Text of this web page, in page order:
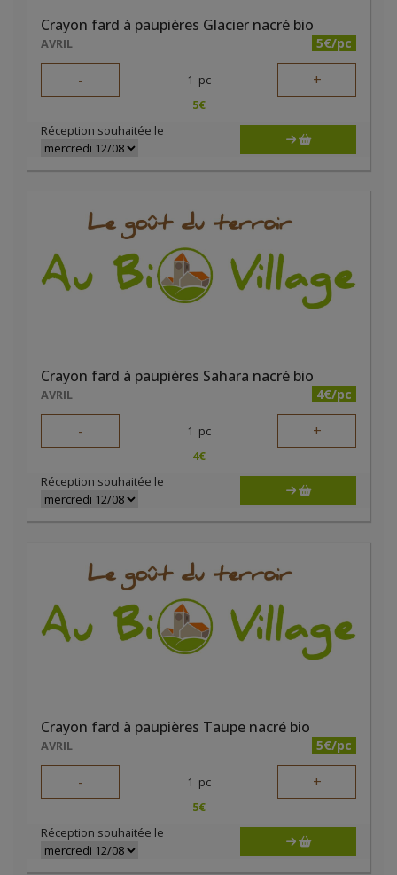
Crayon fard à paupières Glacier nacré bio
AVRIL 5€/pc
- 1 pc +
5€
Réception souhaitée le
Crayon fard à paupières Sahara nacré bio
AVRIL 4€/pc
- 1 pc +
4€
Réception souhaitée le
Crayon fard à paupières Taupe nacré bio
AVRIL 5€/pc
- 1 pc +
5€
Réception souhaitée le